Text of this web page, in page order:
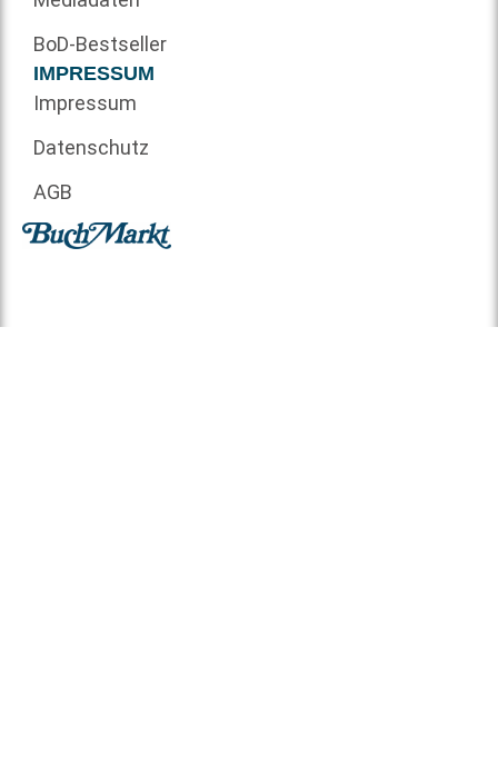
BoD-Bestseller
IMPRESSUM
Impressum
Datenschutz
AGB